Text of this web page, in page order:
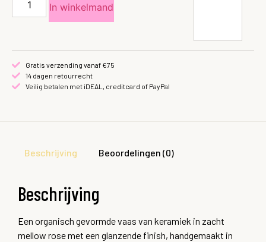
In winkelmand
Gratis verzending vanaf €75
14 dagen retourrecht
Veilig betalen met iDEAL, creditcard of PayPal
Beschrijving Beoordelingen (0)
Beschrijving
Een organisch gevormde vaas van keramiek in zacht
mellow rose met een glanzende finish, handgemaakt in